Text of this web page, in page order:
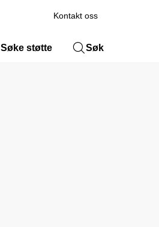
Kontakt oss
Søke støtte Søk